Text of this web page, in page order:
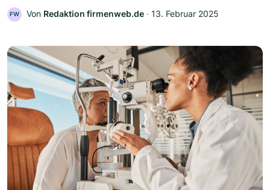
FW Von Redaktion firmenweb.de ‧ 13. Februar 2025